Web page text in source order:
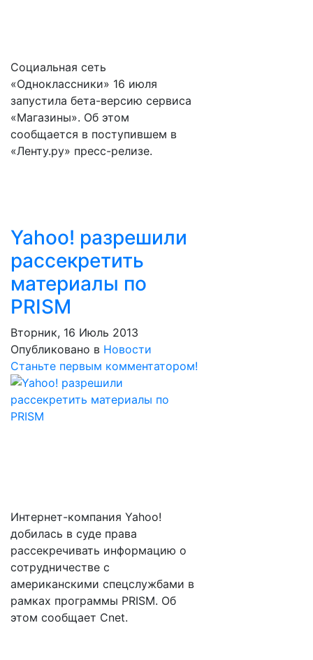
Социальная сеть
«Одноклассники» 16 июля
запустила бета-версию сервиса
«Магазины». Об этом
сообщается в поступившем в
«Ленту.ру» пресс-релизе.
Yahoo! разрешили
рассекретить
материалы по
PRISM
Вторник, 16 Июль 2013
Опубликовано в Новости
Станьте первым комментатором!
Интернет-компания Yahoo!
добилась в суде права
рассекречивать информацию о
сотрудничестве с
американскими спецслужбами в
рамках программы PRISM. Об
этом сообщает Cnet.